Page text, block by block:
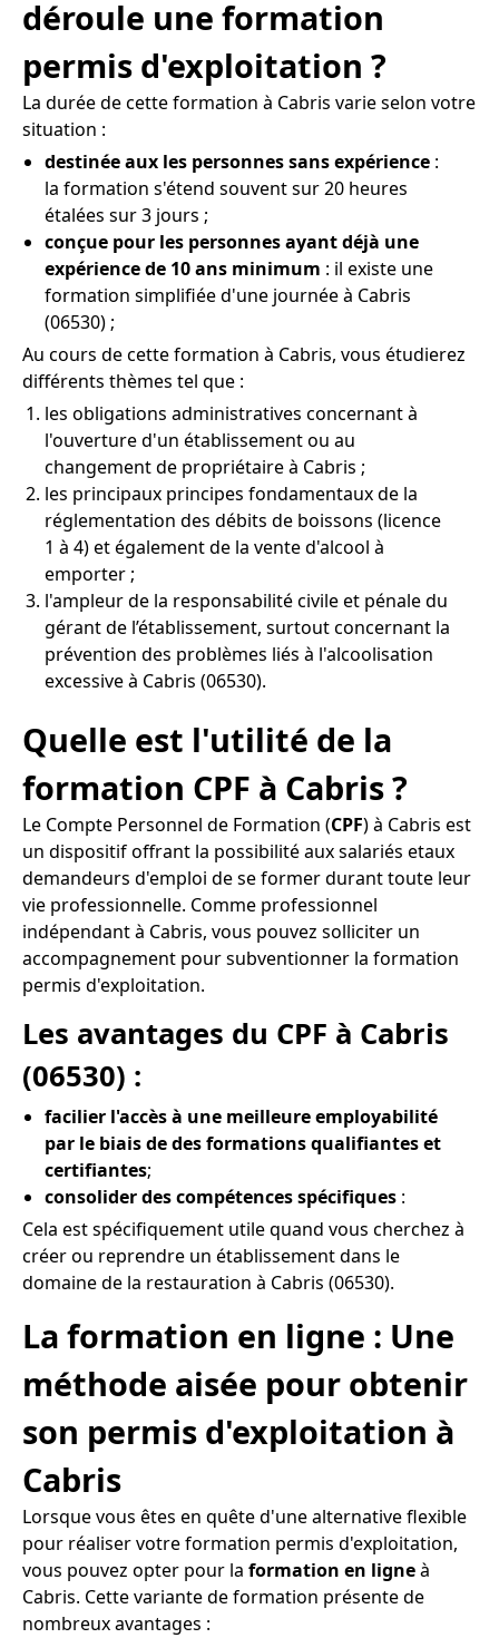
déroule une formation
permis d'exploitation ?
La durée de cette formation à Cabris varie selon votre
situation :
destinée aux les personnes sans expérience :
la formation s'étend souvent sur 20 heures
étalées sur 3 jours ;
conçue pour les personnes ayant déjà une
expérience de 10 ans minimum : il existe une
formation simplifiée d'une journée à Cabris
(06530) ;
Au cours de cette formation à Cabris, vous étudierez
différents thèmes tel que :
les obligations administratives concernant à
l'ouverture d'un établissement ou au
changement de propriétaire à Cabris ;
les principaux principes fondamentaux de la
réglementation des débits de boissons (licence
1 à 4) et également de la vente d'alcool à
emporter ;
l'ampleur de la responsabilité civile et pénale du
gérant de l’établissement, surtout concernant la
prévention des problèmes liés à l'alcoolisation
excessive à Cabris (06530).
Quelle est l'utilité de la
formation CPF à Cabris ?
Le Compte Personnel de Formation (CPF) à Cabris est
un dispositif offrant la possibilité aux salariés etaux
demandeurs d'emploi de se former durant toute leur
vie professionnelle. Comme professionnel
indépendant à Cabris, vous pouvez solliciter un
accompagnement pour subventionner la formation
permis d'exploitation.
Les avantages du CPF à Cabris
(06530) :
facilier l'accès à une meilleure employabilité
par le biais de des formations qualifiantes et
certifiantes;
consolider des compétences spécifiques :
Cela est spécifiquement utile quand vous cherchez à
créer ou reprendre un établissement dans le
domaine de la restauration à Cabris (06530).
La formation en ligne : Une
méthode aisée pour obtenir
son permis d'exploitation à
Cabris
Lorsque vous êtes en quête d'une alternative flexible
pour réaliser votre formation permis d'exploitation,
vous pouvez opter pour la formation en ligneà
Cabris. Cette variante de formation présente de
nombreux avantages :